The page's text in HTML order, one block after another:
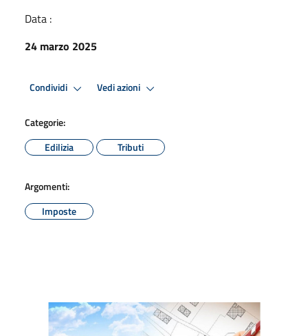
Data :
24 marzo 2025
Condividi Vedi azioni
Categorie:
Edilizia
Tributi
Argomenti:
Imposte